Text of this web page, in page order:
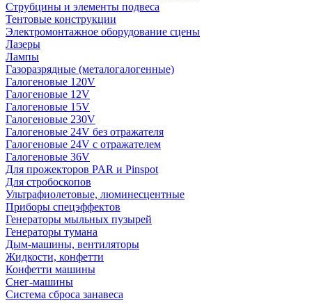
Струбцины и элементы подвеса
Тентовые конструкции
Электромонтажное оборудование сцены
Лазеры
Лампы
Газоразрядные (металогалогенные)
Галогеновые 120V
Галогеновые 12V
Галогеновые 15V
Галогеновые 230V
Галогеновые 24V без отражателя
Галогеновые 24V с отражателем
Галогеновые 36V
Для прожекторов PAR и Pinspot
Для стробоскопов
Ультрафиолетовые, люминесцентные
Приборы спецэффектов
Генераторы мыльных пузырей
Генераторы тумана
Дым-машины, вентиляторы
Жидкости, конфетти
Конфетти машины
Снег-машины
Система сброса занавеса